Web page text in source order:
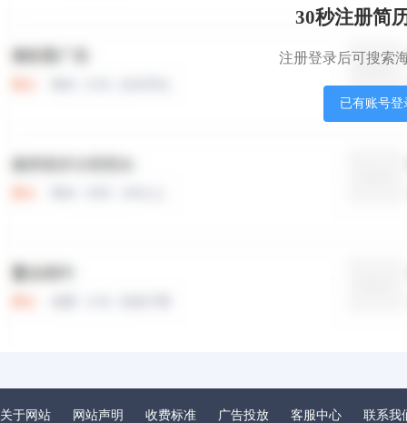
30秒注册简
注册登录后可搜索
已有账号登
关于网站 网站声明 收费标准 广告投放 客服中心 联系我